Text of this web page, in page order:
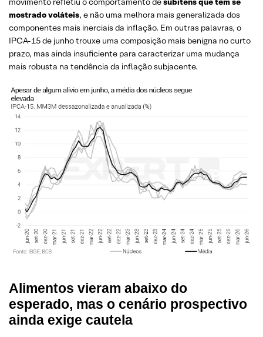
mostrado voláteis, e não uma melhora mais generalizada dos
componentes mais inerciais da inflação. Em outras palavras, o
IPCA-15 de junho trouxe uma composição mais benigna no curto
prazo, mas ainda insuficiente para caracterizar uma mudança
mais robusta na tendência da inflação subjacente.
Alimentos vieram abaixo do
esperado, mas o cenário prospectivo
ainda exige cautela